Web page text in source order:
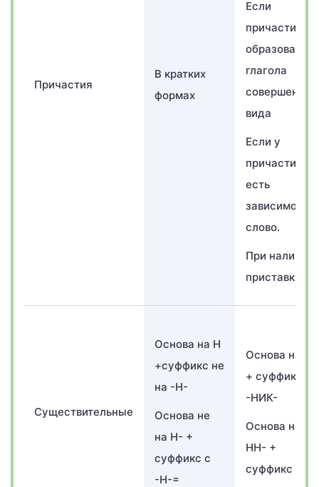
Причастия
В кратких
формах
Если
причастие
образовано
глагола
вида
Если у
причастия
есть
зависимое
слово.
При наличии
приставки.
Существительные
Основа на Н
+суффикс не
на -Н-
Основа не
на Н- +
суффикс с
-Н-=
Основа на Н-
+ суффикс
-НИК-
Основа на
НН- +
суффикс